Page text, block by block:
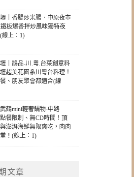
｜香腸炒米腸．中原夜市
板爆香拌炒風味獨特夜
線上：1)
｜鵲品-川.粵.台菜創意料
超美花園系川粵台料理！
、朋友聚會都適合(線
鶴mini輕奢鍋物-中路
餐限制、無CD時間！頂
澎湃海鮮無限爽吃，肉肉
！(線上：1)
文章